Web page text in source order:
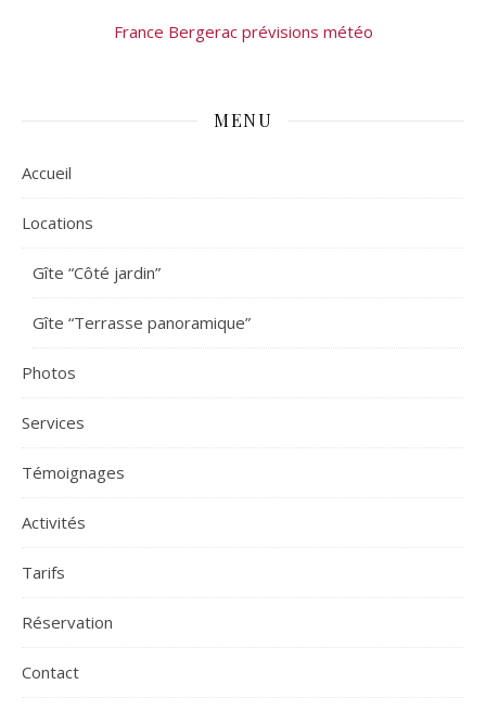
France Bergerac prévisions météo
MENU
Accueil
Locations
Gîte “Côté jardin”
Gîte “Terrasse panoramique”
Photos
Services
Témoignages
Activités
Tarifs
Réservation
Contact